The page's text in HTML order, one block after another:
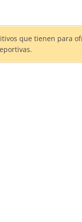
que tienen para